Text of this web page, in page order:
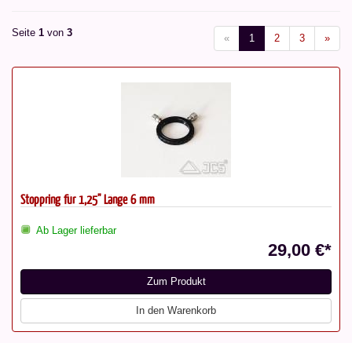
Seite 1 von 3 « 1 2 3 »
Stoppring für 1,25" Länge 6 mm
Ab Lager lieferbar
29,00 €*
Zum Produkt
In den Warenkorb